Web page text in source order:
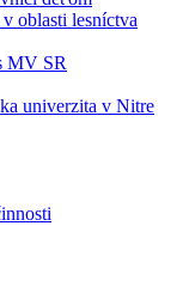
oblasti lesníctva
MV SR
univerzita v Nitre